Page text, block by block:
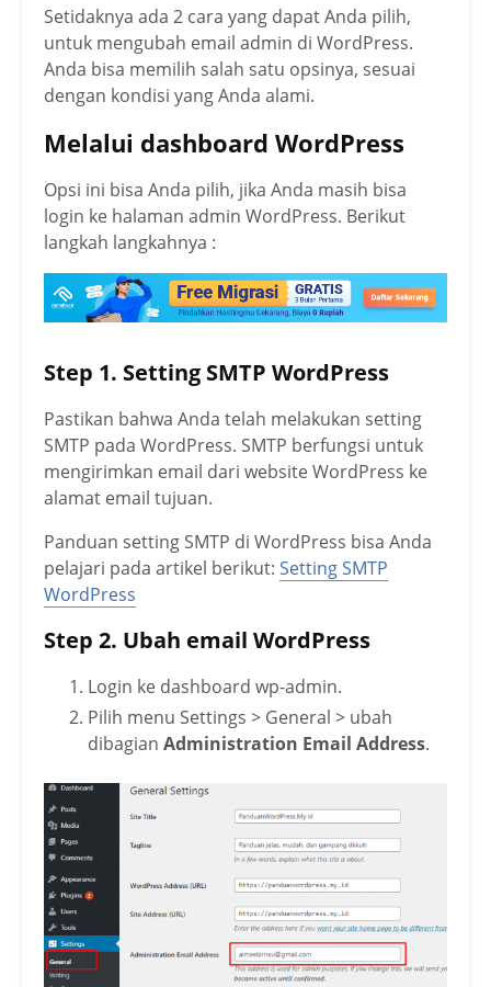
Setidaknya ada 2 cara yang dapat Anda pilih,
untuk mengubah email admin di WordPress.
Anda bisa memilih salah satu opsinya, sesuai
dengan kondisi yang Anda alami.
Melalui dashboard WordPress
Opsi ini bisa Anda pilih, jika Anda masih bisa
login ke halaman admin WordPress. Berikut
langkah langkahnya :
Step 1. Setting SMTP WordPress
Pastikan bahwa Anda telah melakukan setting
SMTP pada WordPress. SMTP berfungsi untuk
mengirimkan email dari website WordPress ke
alamat email tujuan.
Panduan setting SMTP di WordPress bisa Anda
pelajari pada artikel berikut: Setting SMTP
WordPress
Step 2. Ubah email WordPress
Login ke dashboard wp-admin.
Pilih menu Settings > General > ubah
dibagian Administration Email Address.